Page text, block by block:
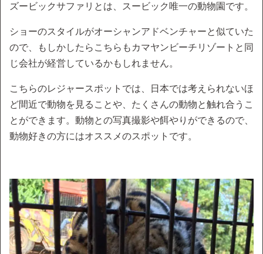
ズービックサファリとは、スービック唯一の動物園です。
ショーのスタイルがオーシャンアドベンチャーと似ていた
ので、もしかしたらこちらもカマヤンビーチリゾートと同
じ会社が経営しているかもしれません。
こちらのレジャースポットでは、日本では考えられないほ
ど間近で動物を見ることや、たくさんの動物と触れ合うこ
とができます。動物との写真撮影や餌やりができるので、
動物好きの方にはオススメのスポットです。